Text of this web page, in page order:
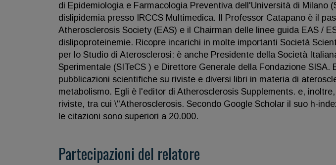
di Epidemiologia e Farmacologia Preventiva dell'Università di Milano
dislipidemia presso IRCCS Multimedica. Il Professor Catapano è il
Atherosclerosis Society (EAS) e il Chairman delle linee guida EAS /
dislipoproteinemie. Ricopre incarichi in molte importanti Società
per lo Studio di Aterosclerosi: è anche Presidente della Società
Sperimentale (SITeCS ) e Direttore Generale della Fondazione SISA.
pubblicazioni scientifiche su riviste e diversi libri in materia di
metabolismo. Egli è l'editor di Atherosclerosis Supplements. e,
riviste, tra cui \"Atherosclerosis. Secondo Google Scholar il suo h-
le citazioni sono superiori a 20.000.
Partecipazioni del relatore